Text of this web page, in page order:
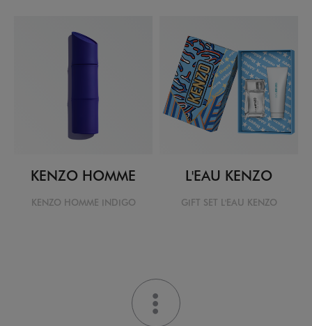
KENZO HOMME
KENZO HOMME INDIGO
L'EAU KENZO
GIFT SET L'EAU KENZO